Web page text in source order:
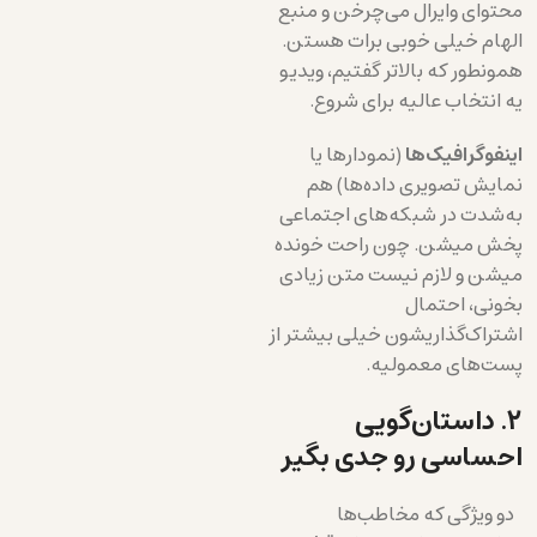
محتوای وایرال می‌چرخن و منبع
الهام خیلی خوبی برات هستن.
همونطور که بالاتر گفتیم، ویدیو
یه انتخاب عالیه برای شروع.
اینفوگرافیک‌ها(نمودارها یا
نمایش تصویری داده‌ها) هم
به‌شدت در شبکه‌های اجتماعی
پخش میشن. چون راحت خونده
میشن و لازم نیست متن زیادی
بخونی، احتمال
اشتراک‌گذاریشون خیلی بیشتر از
پست‌های معمولیه.
۲. داستان‌گویی
احساسی رو جدی بگیر
دو ویژگی که مخاطب‌ها